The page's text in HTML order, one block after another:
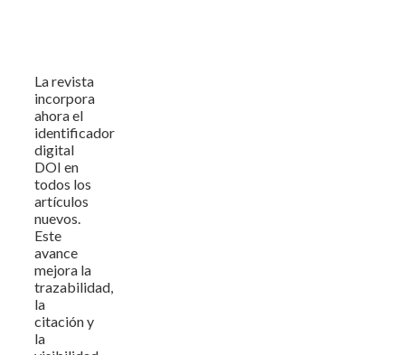
La revista
incorpora
ahora el
identificador
digital
DOI en
todos los
artículos
nuevos.
Este
avance
mejora la
trazabilidad,
la
citación y
la